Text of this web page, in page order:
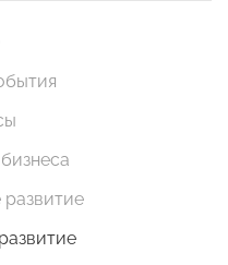
развитие